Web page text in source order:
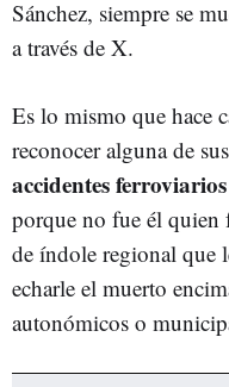
Sánchez, siempre se
a través de X.
Es lo mismo que hace
reconocer alguna de sus
accidentes ferroviarios
porque no fue él
de índole regional que
echarle el muerto
autonómicos o